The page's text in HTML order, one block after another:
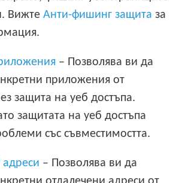
ВижтеАнти-фишинг защита за
– Позволява ви да
приложения от
защита на уеб достъпа.
защитата на уеб достъпа
със съвместимостта.
адреси – Позволява ви да